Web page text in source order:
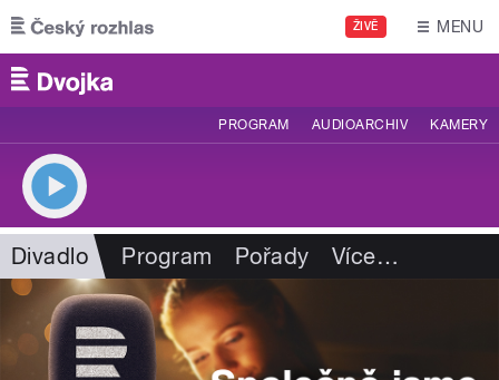
Přejít k hlavnímu obsahu
ŽIVĚ MENU
PROGRAM AUDIOARCHIV KAMERY
Divadlo Program Pořady Více…